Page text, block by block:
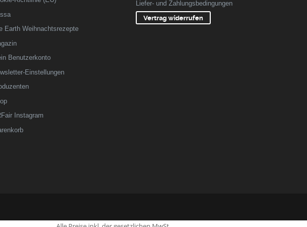
Earth Weihnachtsrezepte
Benutzerkonto
Einstellungen
Instagram
Liefer- und Zahlungsbedingungen
Vertrag widerrufen